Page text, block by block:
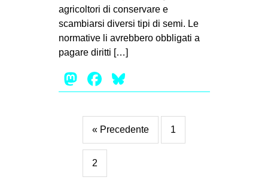
agricoltori di conservare e
scambiarsi diversi tipi di semi. Le
normative li avrebbero obbligati a
pagare diritti […]
Mastodon
Facebook
« Precedente 1
2